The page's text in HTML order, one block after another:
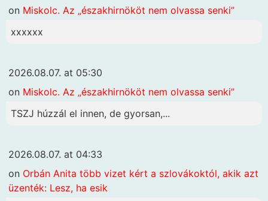
on Miskolc. Az „északhirnököt nem olvassa senki”
xxxxxx
2026.08.07. at 05:30
on Miskolc. Az „északhirnököt nem olvassa senki”
TSZJ húzzál el innen, de gyorsan,...
2026.08.07. at 04:33
on Orbán Anita több vizet kért a szlovákoktól, akik azt
üzenték: Lesz, ha esik